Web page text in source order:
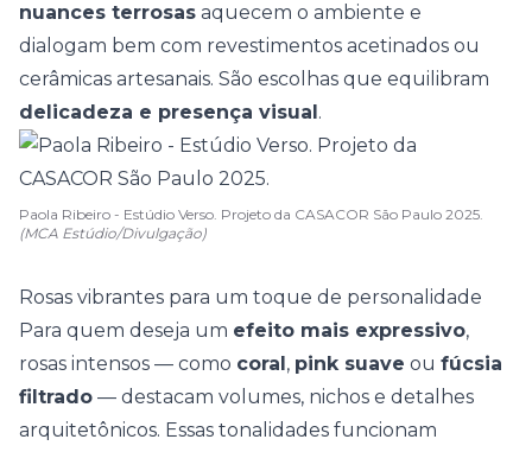
nuances terrosas aquecem o ambiente e
dialogam bem com revestimentos acetinados ou
cerâmicas artesanais. São escolhas que equilibram
delicadeza e presença visual.
Paola Ribeiro - Estúdio Verso. Projeto da CASACOR São Paulo 2025.
(MCA Estúdio/Divulgação)
Rosas vibrantes para um toque de personalidade
Para quem deseja um efeito mais expressivo,
rosas intensos — como coral, pink suave ou fúcsia
filtrado — destacam volumes, nichos e detalhes
arquitetônicos. Essas tonalidades funcionam